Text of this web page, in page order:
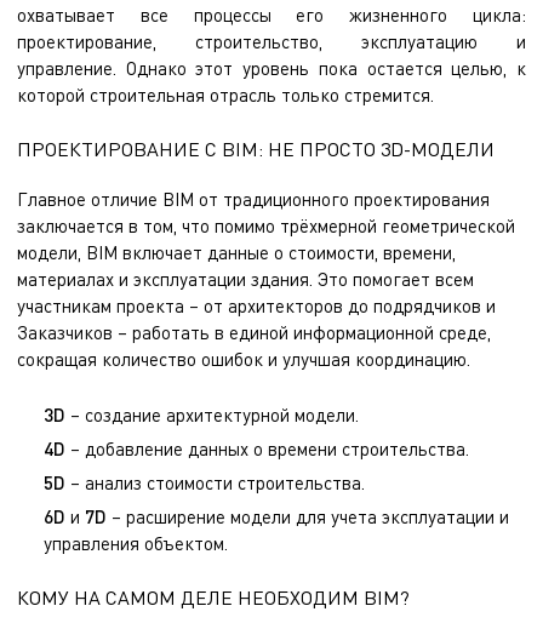
охватывает все процессы его жизненного цикла:
проектирование, строительство, эксплуатацию и
управление. Однако этот уровень пока остается целью, к
которой строительная отрасль только стремится.
ПРОЕКТИРОВАНИЕ С BIM: НЕ ПРОСТО 3D-МОДЕЛИ
Главное отличие BIM от традиционного проектирования
заключается в том, что помимо трёхмерной геометрической
модели, BIM включает данные о стоимости, времени,
материалах и эксплуатации здания. Это помогает всем
участникам проекта – от архитекторов до подрядчиков и
Заказчиков – работать в единой информационной среде,
сокращая количество ошибок и улучшая координацию.
3D – создание архитектурной модели.
4D – добавление данных о времени строительства.
5D – анализ стоимости строительства.
6D и 7D – расширение модели для учета эксплуатации и
управления объектом.
КОМУ НА САМОМ ДЕЛЕ НЕОБХОДИМ BIM?